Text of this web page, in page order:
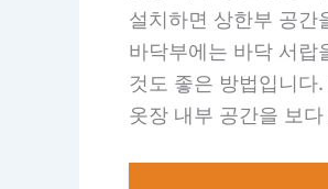
설치하면 상한부 공간
바닥부에는 바닥 서랍
것도 좋은 방법입니다
옷장 내부 공간을 보